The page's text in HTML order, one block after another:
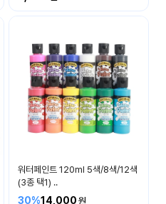
워터페인트 120ml 5색/8색/12색
(3종 택1) ..
30%14,000